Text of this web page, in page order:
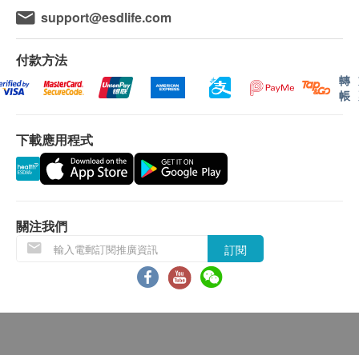
認。倘若健康網購health.ESDlife未能提供任何訂
單上的貨品，健康網購health.ESDlife有權拒絕接
受該訂單，並且會於送貨前透過電話或電郵通知顧
客再作安排。
當顧客收取已訂購之貨品時，有責任檢查貨品是否
有損毀情況，一經確認簽收或開封後，恕不接受退
換。
或過期退回，供應商有權不受理。
如有其他損壞或遺漏查詢，顧客必須保留有效收據
正本，並於送貨後3個工作天內按下列方式聯絡香
support@esdlife.com
付款方法
轉
帳
下載應用程式
關注我們
訂閱